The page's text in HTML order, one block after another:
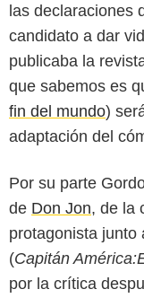
las declaraciones
candidato a dar
publicaba la
que sabemos es
fin del mundo)
adaptación del
Por su parte
de Don Jon, de la
protagonista junto
(Capitán
por la crítica